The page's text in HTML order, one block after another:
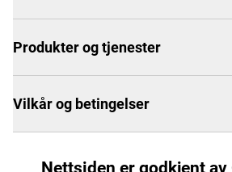
Produkter og tjenester
Vilkår og betingelser
Nettsiden er godkjent av